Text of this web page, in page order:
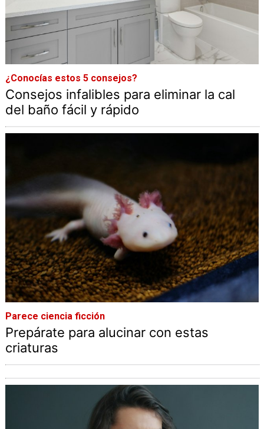
¿Conocías estos 5 consejos?
Consejos infalibles para eliminar la cal
del baño fácil y rápido
Parece ciencia ficción
Prepárate para alucinar con estas
criaturas